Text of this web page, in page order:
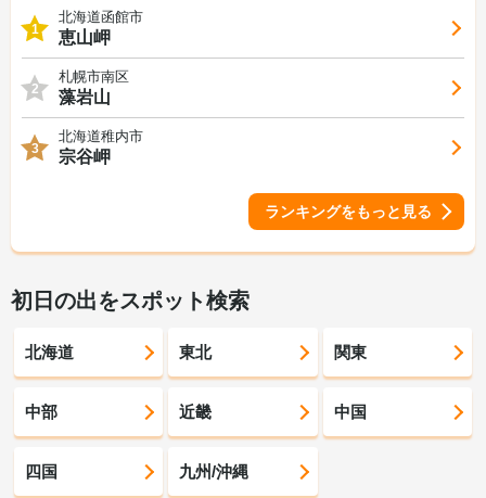
1
北海道函館市
恵山岬
2
札幌市南区
藻岩山
3
北海道稚内市
宗谷岬
ランキングをもっと見る
初日の出をスポット検索
北海道 東北 関東
中部 近畿 中国
四国 九州/沖縄